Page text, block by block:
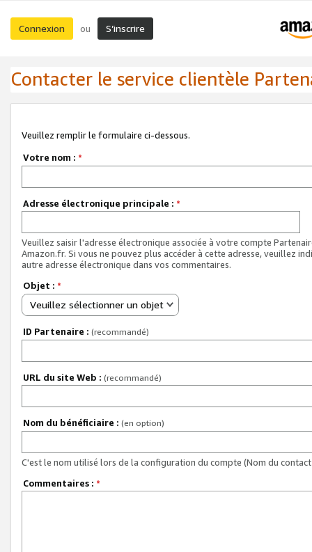
Connexion ou S’inscrire
Contacter le service clientèle
Veuillez remplir le formulaire ci-dessous.
Votre nom : *
Adresse électronique principale : *
Veuillez saisir l'adresse électronique associée à votre compte
Amazon.fr. Si vous ne pouvez plus accéder à cette adresse, veuillez
autre adresse électronique dans vos commentaires.
Objet : *
Veuillez sélectionner un objet
ID Partenaire : (recommandé)
URL du site Web : (recommandé)
Nom du bénéficiaire : (en option)
C'est le nom utilisé lors de la configuration du compte (Nom du
Commentaires : *